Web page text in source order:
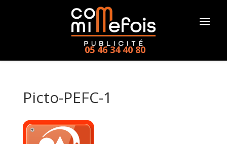
05 46 34 40 80
Picto-PEFC-1